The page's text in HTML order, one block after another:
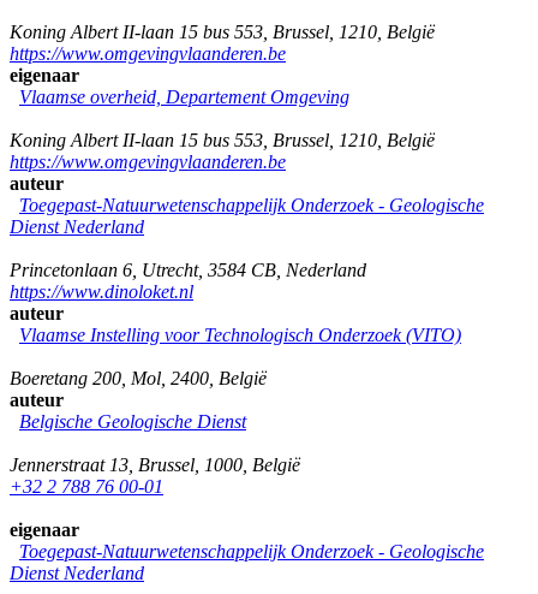
Koning Albert II-laan 15 bus 553 Brussel 1210 België
https://www.omgevingvlaanderen.be
eigenaar
Vlaamse overheid, Departement Omgeving
Koning Albert II-laan 15 bus 553 Brussel 1210 België
https://www.omgevingvlaanderen.be
auteur
Toegepast-Natuurwetenschappelijk Onderzoek - Geologische
Dienst Nederland
Princetonlaan 6 Utrecht, 3584 CB Nederland
https://www.dinoloket.nl
auteur
Vlaamse Instelling voor Technologisch Onderzoek (VITO)
Boeretang 200 Mol 2400 België
auteur
Belgische Geologische Dienst
Jennerstraat 13 Brussel 1000 België
+32 2 788 76 00-01
eigenaar
Toegepast-Natuurwetenschappelijk Onderzoek - Geologische
Dienst Nederland